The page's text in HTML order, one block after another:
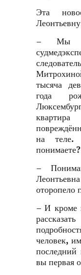
Эта
– Мы
тысяча
года
на
понимаете?
–
оторопело
– И кроме
человек,
вы первая